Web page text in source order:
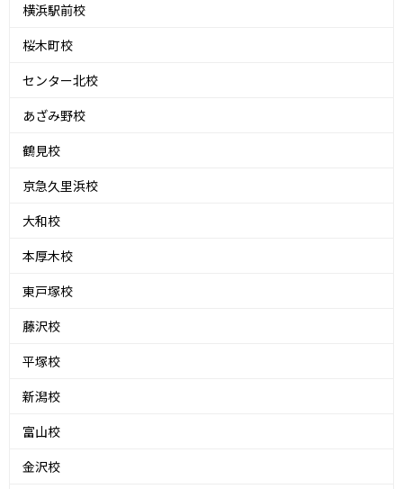
横浜駅前校
桜木町校
センター北校
あざみ野校
鶴見校
京急久里浜校
大和校
本厚木校
東戸塚校
藤沢校
平塚校
新潟校
富山校
金沢校